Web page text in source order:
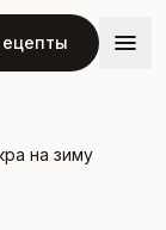
на зиму